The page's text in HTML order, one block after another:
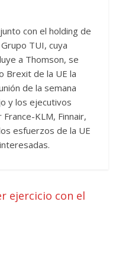
con el holding de
TUI, cuya
a Thomson, se
Brexit de la UE la
de la semana
y los ejecutivos
KLM, Finnair,
esfuerzos de la UE
ejercicio con el